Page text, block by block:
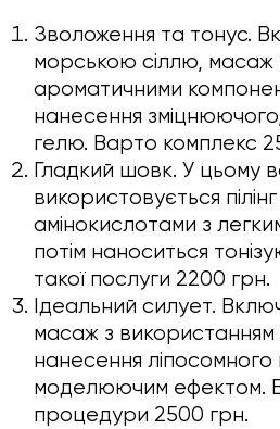
Зволоження та тонус.
морською сіллю, масаж
ароматичними
нанесення
гелю. Варто комплекс
Гладкий шовк. У цьому
використовується
амінокислотами з
потім наноситься
такої послуги 2200 грн.
Ідеальний силует.
масаж з використанням
нанесення ліпосомного
моделюючим ефектом.
процедури 2500 грн.